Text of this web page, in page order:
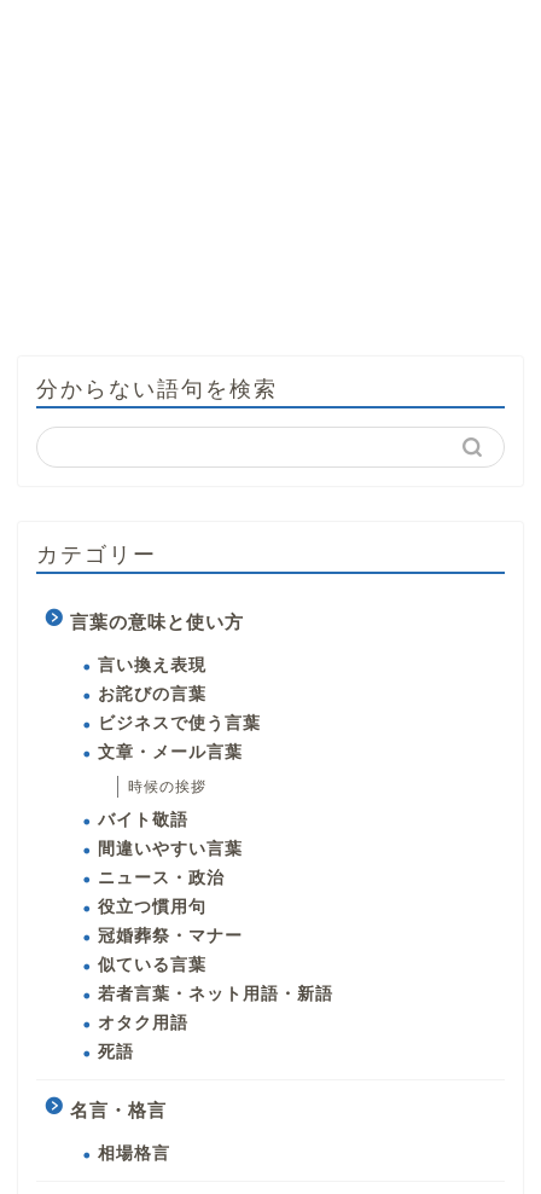
分からない語句を検索
カテゴリー
言葉の意味と使い方
言い換え表現
お詫びの言葉
ビジネスで使う言葉
文章・メール言葉
時候の挨拶
バイト敬語
間違いやすい言葉
ニュース・政治
役立つ慣用句
冠婚葬祭・マナー
似ている言葉
若者言葉・ネット用語・新語
オタク用語
死語
名言・格言
相場格言